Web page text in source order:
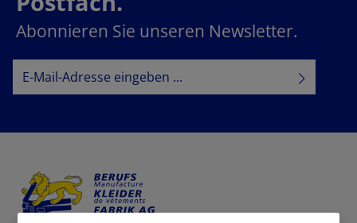
Abonnieren Sie unseren Newsletter.
E-Mail-Adresse*
Ich habe dieDatenschutzbestimmungenzur Kenntnis